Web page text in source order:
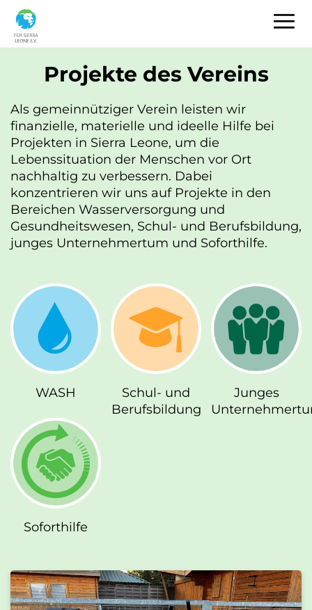
Direkt
zum
Inhalt
Projekte des Vereins
Als gemeinnütziger Verein leisten wir
finanzielle, materielle und ideelle Hilfe bei
Projekten in Sierra Leone, um die
Lebenssituation der Menschen vor Ort
nachhaltig zu verbessern. Dabei
konzentrieren wir uns auf Projekte in den
Bereichen Wasserversorgung und
Gesundheitswesen, Schul- und Berufsbildung,
junges Unternehmertum und Soforthilfe.
WASH
Schul- und
Berufsbildung
Junges
Soforthilfe